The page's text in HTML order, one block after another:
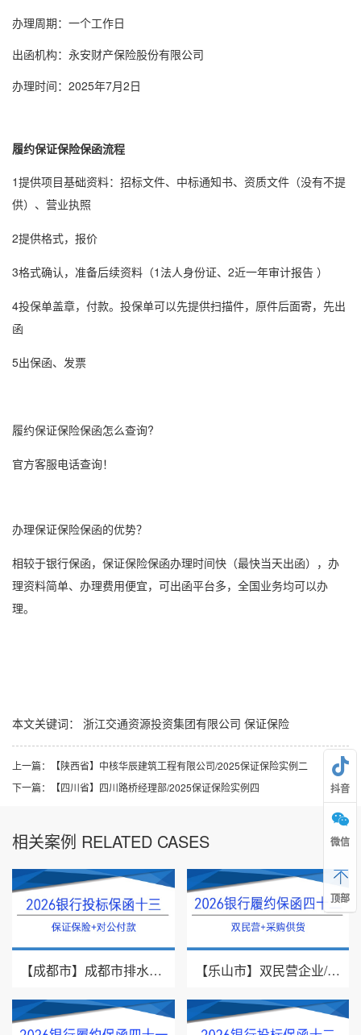
办理周期：一个工作日
出函机构：永安财产保险股份有限公司
办理时间：2025年7月2日
履约保证保险保函流程
1提供项目基础资料：招标文件、中标通知书、资质文件（没有不提
供）、营业执照
2提供格式，报价
3格式确认，准备后续资料（1法人身份证、2近一年审计报告 ）
4投保单盖章，付款。投保单可以先提供扫描件，原件后面寄，先出
函
5出保函、发票
履约保证保险保函怎么查询?
官方客服电话查询！
办理保证保险保函的优势？
相较于银行保函， 保证保险保函办理时间快（最快当天出函），办
理资料简单、办理费用便宜，可出函平台多，全国业务均可以办
理。
本文关键词： 浙江交通资源投资集团有限公司 保证保险
上一篇：
【陕西省】中核华辰建筑工程有限公司/2025保证保险实例二
下一篇：
【四川省】四川路桥经理部/2025保证保险实例四
相关案例 RELATED CASES
【成都市】成都市排水有限责任公司/投标保证保险/2026银行投标保函十三 【乐山市】双民营企业/采购供货/2026年银行履约保函四十二
抖音
微信
顶部